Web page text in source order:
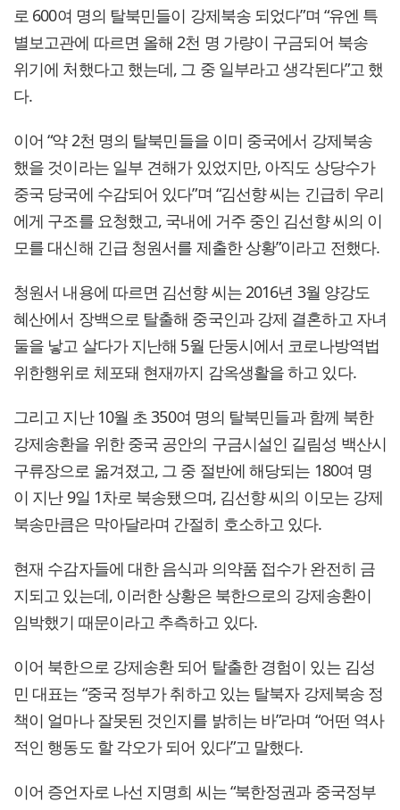
로 600여 명의 탈북민들이 강제북송 되었다”며 “유엔 특
별보고관에 따르면 올해 2천 명 가량이 구금되어 북송
위기에 처했다고 했는데, 그 중 일부라고 생각된다”고 했
다.
이어 “약 2천 명의 탈북민들을 이미 중국에서 강제북송
했을 것이라는 일부 견해가 있었지만, 아직도 상당수가
중국 당국에 수감되어 있다”며 “김선향 씨는 긴급히 우리
에게 구조를 요청했고, 국내에 거주 중인 김선향 씨의 이
모를 대신해 긴급 청원서를 제출한 상황”이라고 전했다.
청원서 내용에 따르면 김선향 씨는 2016년 3월 양강도
혜산에서 장백으로 탈출해 중국인과 강제 결혼하고 자녀
둘을 낳고 살다가 지난해 5월 단둥시에서 코로나방역법
위한행위로 체포돼 현재까지 감옥생활을 하고 있다.
그리고 지난 10월 초 350여 명의 탈북민들과 함께 북한
강제송환을 위한 중국 공안의 구금시설인 길림성 백산시
구류장으로 옮겨졌고, 그 중 절반에 해당되는 180여 명
이 지난 9일 1차로 북송됐으며, 김선향 씨의 이모는 강제
북송만큼은 막아달라며 간절히 호소하고 있다.
현재 수감자들에 대한 음식과 의약품 접수가 완전히 금
지되고 있는데, 이러한 상황은 북한으로의 강제송환이
임박했기 때문이라고 추측하고 있다.
이어 북한으로 강제송환 되어 탈출한 경험이 있는 김성
민 대표는 “중국 정부가 취하고 있는 탈북자 강제북송 정
책이 얼마나 잘못된 것인지를 밝히는 바”라며 “어떤 역사
적인 행동도 할 각오가 되어 있다”고 말했다.
이어 증언자로 나선 지명희 씨는 “북한정권과 중국정부